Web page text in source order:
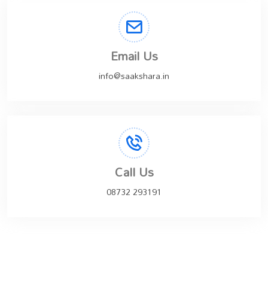
Email Us
info@saakshara.in
Call Us
08732 293191